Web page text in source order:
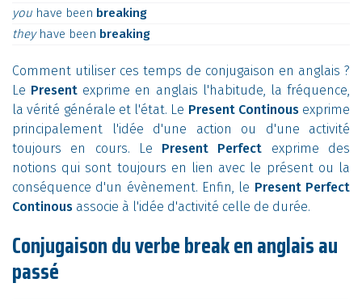
you have been breaking
they have been breaking
Comment utiliser ces temps de conjugaison en anglais ?
Le Present exprime en anglais l'habitude, la fréquence,
la vérité générale et l'état. Le Present Continousexprime
principalement l'idée d'une action ou d'une activité
toujours en cours. Le Present Perfect exprime des
notions qui sont toujours en lien avec le présent ou la
conséquence d'un évènement. Enfin, le Present Perfect
Continous associe à l'idée d'activité celle de durée.
Conjugaison du verbe break en anglais au
passé